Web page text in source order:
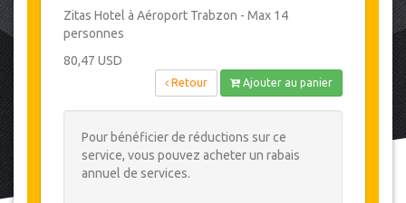
Zitas Hotel à Aéroport Trabzon - Max 14
personnes
80,47 USD
Retour Ajouter au panier
Pour bénéficier de réductions sur ce
service, vous pouvez acheter un rabais
annuel de services.